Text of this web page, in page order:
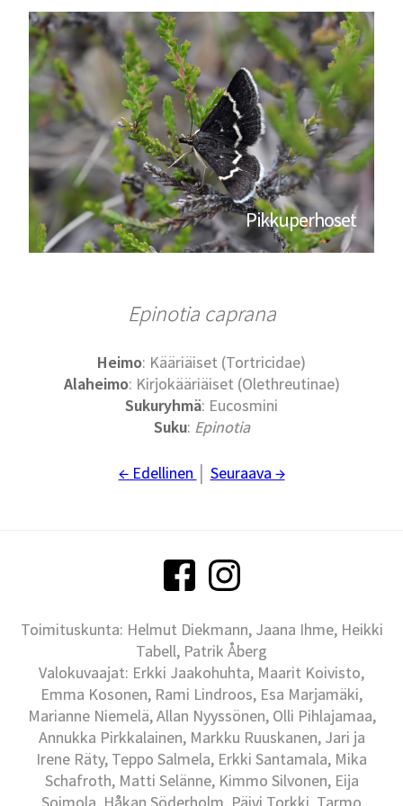
Pikkuperhoset
Epinotia caprana
Heimo: Kääriäiset (Tortricidae)
Alaheimo: Kirjokääriäiset (Olethreutinae)
Sukuryhmä: Eucosmini
Suku: Epinotia
← Edellinen Seuraava →
Toimituskunta: Helmut Diekmann, Jaana Ihme, Heikki
Tabell, Patrik Åberg
Valokuvaajat: Erkki Jaakohuhta, Maarit Koivisto,
Emma Kosonen, Rami Lindroos, Esa Marjamäki,
Marianne Niemelä, Allan Nyyssönen, Olli Pihlajamaa,
Annukka Pirkkalainen, Markku Ruuskanen, Jari ja
Irene Räty, Teppo Salmela, Erkki Santamala, Mika
Schafroth, Matti Selänne, Kimmo Silvonen, Eija